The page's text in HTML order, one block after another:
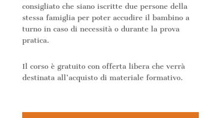
consigliato che siano iscritte due persone della
stessa famiglia per poter accudire il bambino a
turno in caso di necessità o durante la prova
pratica.
Il corso è gratuito con offerta libera che verrà
destinata all’acquisto di materiale formativo.